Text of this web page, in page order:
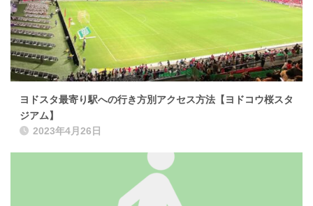
ヨドスタ最寄り駅への行き方別アクセス方法【ヨドコウ桜スタ
ジアム】
2023年4月26日